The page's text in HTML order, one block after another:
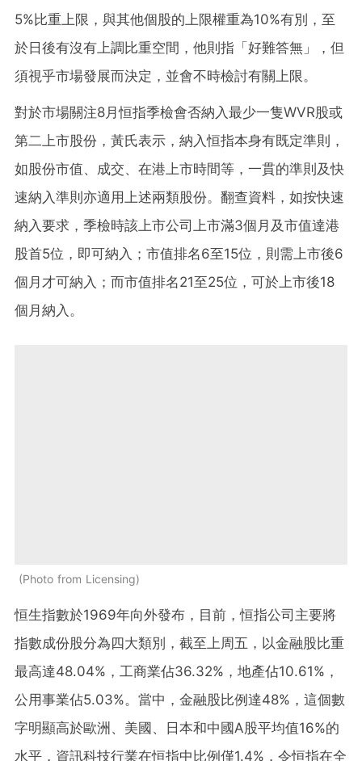
5%比重上限，與其他個股的上限權重為10%有別，至
於日後有沒有上調比重空間，他則指「好難答無」，但
須視乎市場發展而決定，並會不時檢討有關上限。
對於市場關注8月恒指季檢會否納入最少一隻WVR股或
第二上市股份，黃氏表示，納入恒指本身有既定準則，
如股份市值、成交、在港上市時間等，一貫的準則及快
速納入準則亦適用上述兩類股份。翻查資料，如按快速
納入要求，季檢時該上市公司上市滿3個月及市值達港
股首5位，即可納入；市值排名6至15位，則需上市後6
個月才可納入；而市值排名21至25位，可於上市後18
個月納入。
Photo from Licensing
恒生指數於1969年向外發布，目前，恒指公司主要將
指數成份股分為四大類別，截至上周五，以金融股比重
最高達48.04%，工商業佔36.32%，地產佔10.61%，
公用事業佔5.03%。當中，金融股比例達48%，這個數
字明顯高於歐洲、美國、日本和中國A股平均值16%的
水平，資訊科技行業在恒指中比例僅1.4%，令恒指在全